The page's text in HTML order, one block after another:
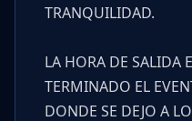
TRANQUILIDAD.
LA HORA DE SALIDA
TERMINADO EL
DONDE SE DEJO A